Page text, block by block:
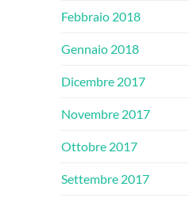
Febbraio 2018
Gennaio 2018
Dicembre 2017
Novembre 2017
Ottobre 2017
Settembre 2017